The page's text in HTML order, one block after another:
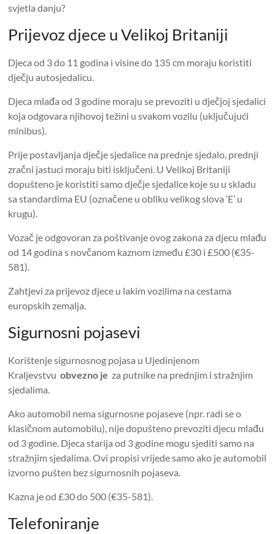
svjetla danju?
Prijevoz djece u Velikoj Britaniji
Djeca od 3 do 11 godina i visine do 135 cm moraju koristiti
dječju autosjedalicu.
Djeca mlađa od 3 godine moraju se prevoziti u dječjoj sjedalici
koja odgovara njihovoj težini u svakom vozilu (uključujući
minibus).
Prije postavljanja dječje sjedalice na prednje sjedalo, prednji
zračni jastuci moraju biti isključeni. U Velikoj Britaniji
dopušteno je koristiti samo dječje sjedalice koje su u skladu
sa standardima EU (označene u obliku velikog slova ‘E’ u
krugu).
Vozač je odgovoran za poštivanje ovog zakona za djecu mlađu
od 14 godina s novčanom kaznom između £30 i £500 (€35-
581).
Zahtjevi za prijevoz djece u lakim vozilima na cestama
europskih zemalja.
Sigurnosni pojasevi
Korištenje sigurnosnog pojasa u Ujedinjenom
Kraljevstvuobvezno je za putnike na prednjim i stražnjim
sjedalima.
Ako automobil nema sigurnosne pojaseve (npr. radi se o
klasičnom automobilu), nije dopušteno prevoziti djecu mlađu
od 3 godine. Djeca starija od 3 godine mogu sjediti samo na
stražnjim sjedalima. Ovi propisi vrijede samo ako je automobil
izvorno pušten bez sigurnosnih pojaseva.
Kazna je od £30 do 500 (€35-581).
Telefoniranje